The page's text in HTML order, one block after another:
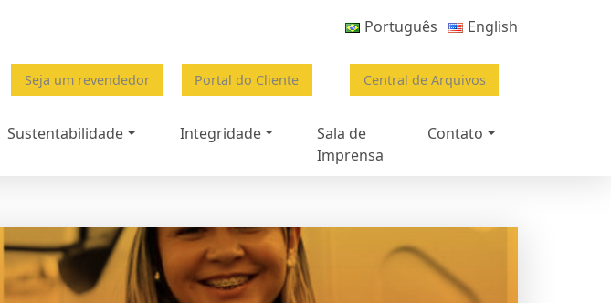
Português English
Seja um revendedor Portal do Cliente Central de Arquivos
Sustentabilidade Integridade
Sala de
Imprensa
Contato